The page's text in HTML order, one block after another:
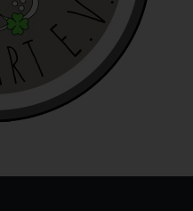
Person angesehen, die
mittels Zuordnung zu
zu einer Kennnummer,
Kennung oder zu
Merkmalen, die
genetischen,
kulturellen oder sozialen